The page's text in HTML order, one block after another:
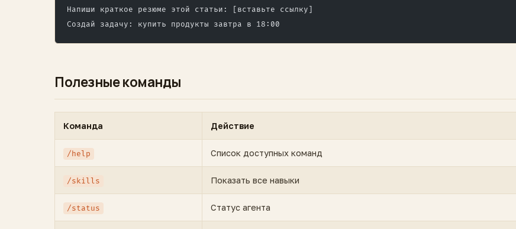
Напиши краткое резюме этой статьи: [вставьте ссылку]
Создай задачу: купить продукты завтра в 18:00
Полезные команды
Команда Действие
/help Список доступных команд
/skills Показать все навыки
/status Статус агента